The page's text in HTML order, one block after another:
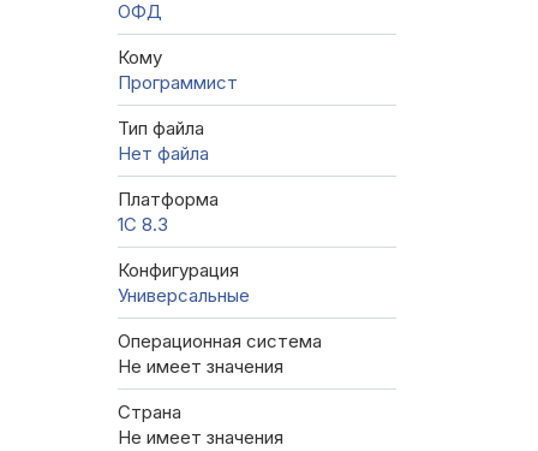
ОФД
Кому
Программист
Тип файла
Нет файла
Платформа
1С 8.3
Конфигурация
Универсальные
Операционная система
Не имеет значения
Страна
Не имеет значения